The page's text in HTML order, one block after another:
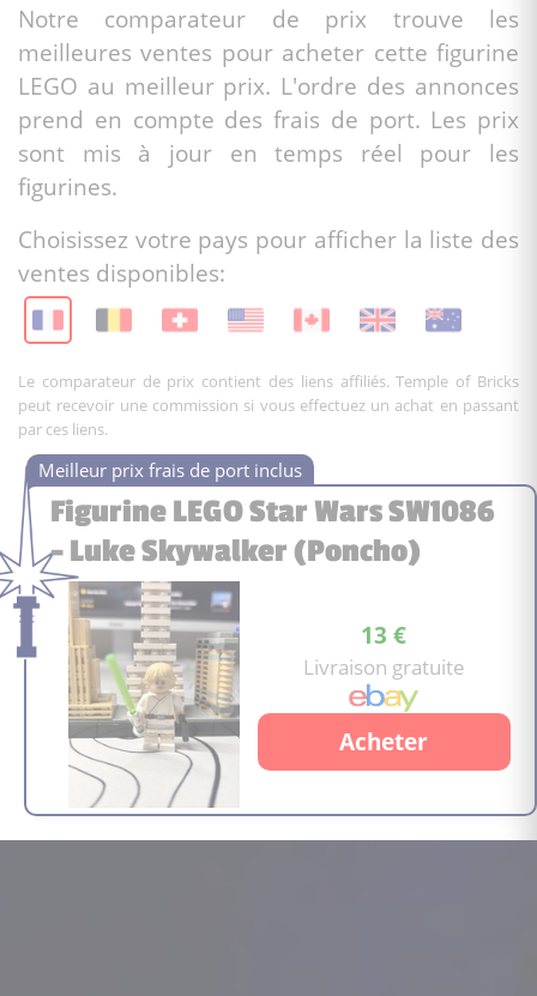
Notre comparateur de prix trouve les
meilleures ventes pour acheter cette figurine
LEGO au meilleur prix. L'ordre des annonces
prend en compte des frais de port. Les prix
sont mis à jour en temps réel pour les
figurines.
Choisissez votre pays pour afficher la liste des
ventes disponibles:
Le comparateur de prix contient des liens affiliés. Temple of Bricks
peut recevoir une commission si vous effectuez un achat en passant
par ces liens.
Figurine LEGO Star Wars SW1086
– Luke Skywalker (Poncho)
13 €
Livraison gratuite
Acheter